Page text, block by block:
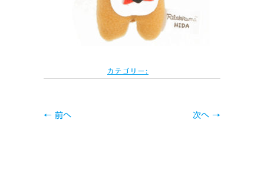
カテゴリー:
← 前へ 次へ →